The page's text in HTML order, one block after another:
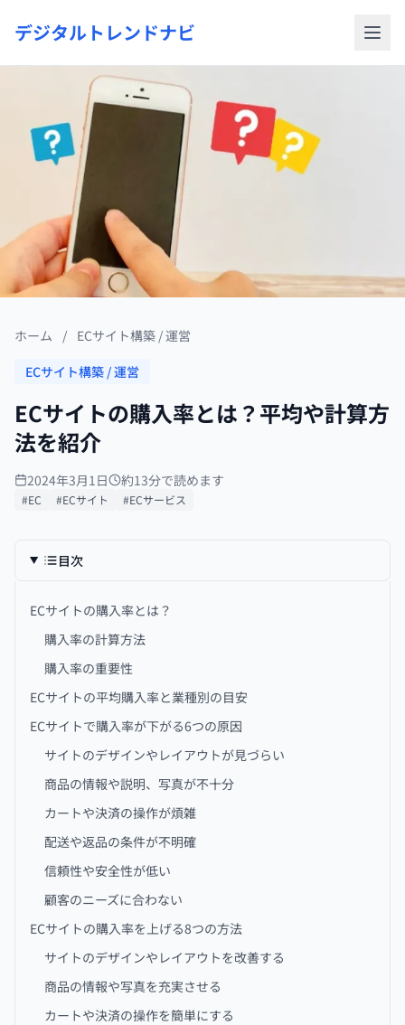
デジタルトレンドナビ
ホーム / ECサイト構築 / 運営
ECサイト構築 / 運営
ECサイトの購入率とは？平均や計算方
法を紹介
2024年3月1日 約13分で読めます
#EC #ECサイト #ECサービス
目次
ECサイトの購入率とは？
購入率の計算方法
購入率の重要性
ECサイトの平均購入率と業種別の目安
ECサイトで購入率が下がる6つの原因
サイトのデザインやレイアウトが見づらい
商品の情報や説明、写真が不十分
カートや決済の操作が煩雑
配送や返品の条件が不明確
信頼性や安全性が低い
顧客のニーズに合わない
ECサイトの購入率を上げる8つの方法
サイトのデザインやレイアウトを改善する
商品の情報や写真を充実させる
カートや決済の操作を簡単にする